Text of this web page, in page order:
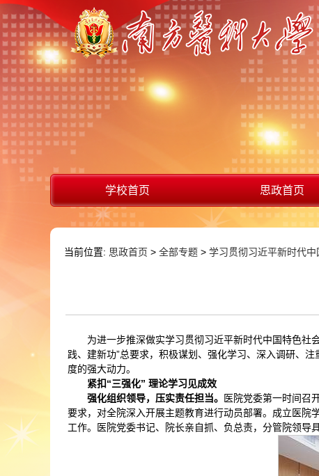
学校首页 思政首页
当前位置: 思政首页 > 全部专题 > 学习贯彻习近平新时代
为进一步推深做实学习贯彻习近平新时代中国特色社
践、建新功”总要求，积极谋划、强化学习、深入调研、
度的强大动力。
紧扣“三强化” 理论学习见成效
强化组织领导，压实责任担当。
医院党委第一时间召
要求，对全院深入开展主题教育进行动员部署。成立医院
工作。医院党委书记、院长亲自抓、负总责，分管院领导